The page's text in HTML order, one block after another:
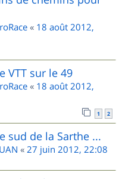
« 18 août 2012,
VTT sur le 49
« 18 août 2012,
1 2
sud de la Sarthe ...
« 27 juin 2012, 22:08